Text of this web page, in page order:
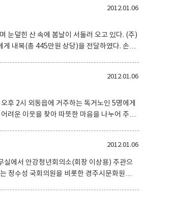
”며 “어르신들이 늘 건강하시길 기원하며 올
석호 중부동장은 “자
2012.01.06
덮힌 산 속에 봄날이 서둘러 오고 있다. (주)
복(총 445만원 상당)을 전달하였다. 손경
였다.
2012.01.06
후 2시 외동읍에 거주하는 독거노인 5명에게
2012.01.06
에서 안강청년회의소(회장 이상용) 주관으